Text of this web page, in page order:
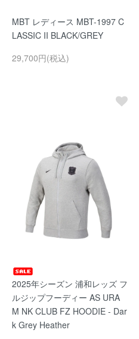
MBT レディース MBT-1997 C
LASSIC II BLACK/GREY
29,700円(税込)
2025年シーズン 浦和レッズ フ
ルジップフーディー AS URA
M NK CLUB FZ HOODIE - Dar
k Grey Heather